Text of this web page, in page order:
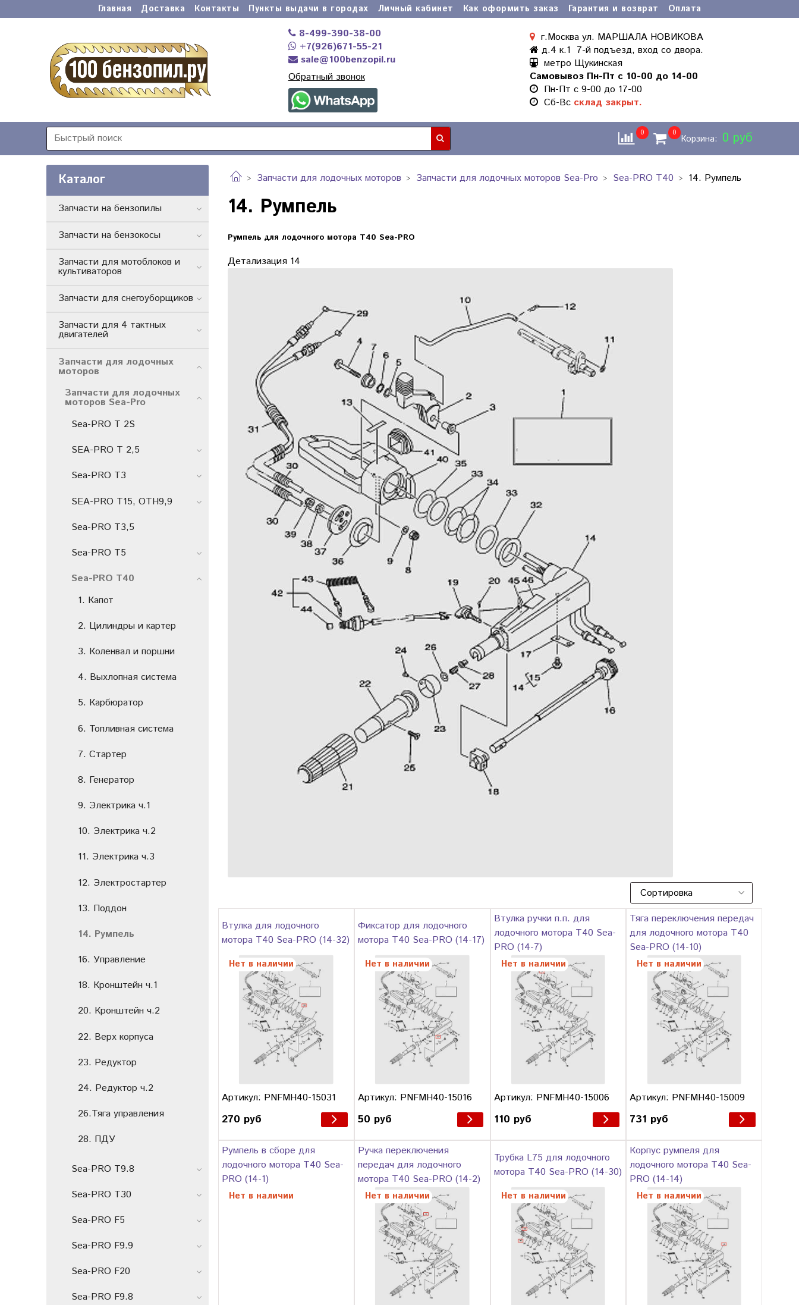
Главная Доставка Контакты Пункты выдачи в городах Личный кабинет Как оформить заказ Гарантия и возврат Оплата
8-499-390-38-00
+7(926)671-55-21
sale@100benzopil.ru
Обратный звонок
г.Москва ул. МАРШАЛА НОВИКОВА
д.4 к.1 7-й подъезд, вход со двора.
метро Щукинская
Самовывоз Пн-Пт с 10-00 до 14-00
Пн-Пт с 9-00 до 17-00
Cб-Вс склад закрыт.
0 0
Корзина: 0 руб
Запчасти для лодочных моторов Запчасти для лодочных моторов Sea-Pro Sea-PRO T40 14. Румпель
14. Румпель
Румпель для лодочного мотора T40 Sea-PRO
Детализация 14
Втулка для лодочного
мотора T40 Sea-PRO (14-32)
Нет в наличии
Артикул: PNFMH40-15031
270 руб
Фиксатор для лодочного
мотора T40 Sea-PRO (14-17)
Нет в наличии
Артикул: PNFMH40-15016
50 руб
Втулка ручки п.п. для
лодочного мотора T40 Sea-
PRO (14-7)
Нет в наличии
Артикул: PNFMH40-15006
110 руб
Тяга переключения передач
для лодочного мотора T40
Sea-PRO (14-10)
Нет в наличии
Артикул: PNFMH40-15009
731 руб
Румпель в сборе для
лодочного мотора T40 Sea-
PRO (14-1)
Нет в наличии
Ручка переключения
передач для лодочного
мотора T40 Sea-PRO (14-2)
Нет в наличии
Трубка L75 для лодочного
мотора T40 Sea-PRO (14-30)
Нет в наличии
Корпус румпеля для
лодочного мотора T40 Sea-
PRO (14-14)
Нет в наличии
Каталог
Запчасти на бензопилы
Запчасти на бензокосы
Запчасти для мотоблоков и
культиваторов
Запчасти для снегоуборщиков
Запчасти для 4 тактных
двигателей
Запчасти для лодочных
моторов
Запчасти для лодочных
моторов Sea-Pro
Sea-PRO Т 2S
SEA-PRO Т 2,5
Sea-PRO T3
SEA-PRO Т15, ОТН9,9
Sea-PRO T3,5
Sea-PRO T5
Sea-PRO T40
1. Капот
2. Цилиндры и картер
3. Коленвал и поршни
4. Выхлопная система
5. Карбюратор
6. Топливная система
7. Стартер
8. Генератор
9. Электрика ч.1
10. Электрика ч.2
11. Электрика ч.3
12. Электростартер
13. Поддон
14. Румпель
16. Управление
18. Кронштейн ч.1
20. Кронштейн ч.2
22. Верх корпуса
23. Редуктор
24. Редуктор ч.2
26.Тяга управления
28. ПДУ
Sea-PRO T9.8
Sea-PRO T30
Sea-PRO F5
Sea-PRO F9.9
Sea-PRO F20
Sea-PRO F9.8